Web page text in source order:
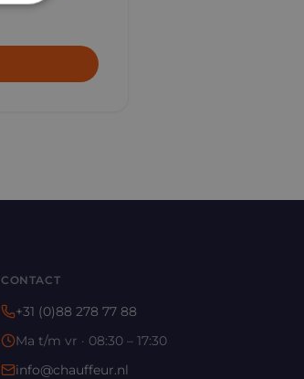
CONTACT
+31 (0)88 278 77 88
Ma t/m vr · 08:30 – 17:30
info@chauffeur.nl